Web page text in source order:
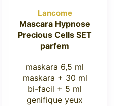
Lancome
Mascara Hypnose
Precious Cells SET
parfem
maskara 6,5 ml
maskara + 30 ml
bi-facil + 5 ml
genifique yeux